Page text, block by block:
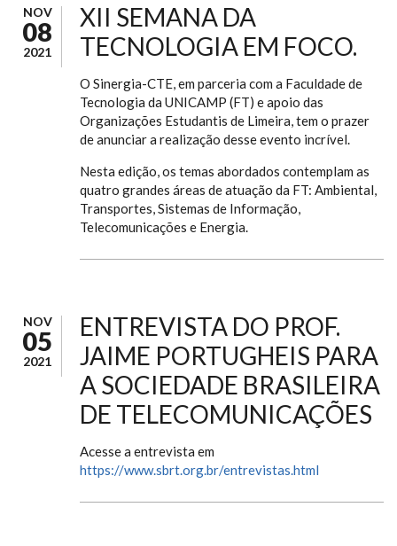
NOV
08
2021
XII SEMANA DA
TECNOLOGIA EM FOCO.
O Sinergia-CTE, em parceria com a Faculdade de
Tecnologia da UNICAMP (FT) e apoio das
Organizações Estudantis de Limeira, tem o prazer
de anunciar a realização desse evento incrível.
Nesta edição, os temas abordados contemplam as
quatro grandes áreas de atuação da FT: Ambiental,
Transportes, Sistemas de Informação,
Telecomunicações e Energia.
NOV
05
2021
ENTREVISTA DO PROF.
JAIME PORTUGHEIS PARA
A SOCIEDADE BRASILEIRA
DE TELECOMUNICAÇÕES
Acesse a entrevista em
https://www.sbrt.org.br/entrevistas.html